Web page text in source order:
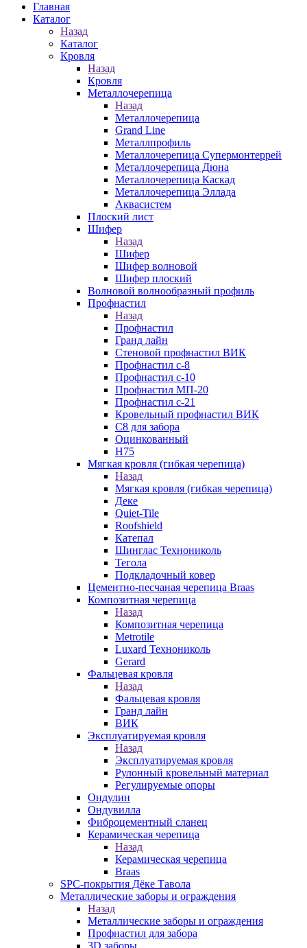
Главная
Каталог
Назад
Каталог
Кровля
Назад
Кровля
Металлочерепица
Назад
Металлочерепица
Grand Line
Металлпрофиль
Металлочерепица Супермонтеррей
Металлочерепица Дюна
Металлочерепица Каскад
Металлочерепица Эллада
Аквасистем
Плоский лист
Шифер
Назад
Шифер
Шифер волновой
Шифер плоский
Волновой волнообразный профиль
Профнастил
Назад
Профнастил
Гранд лайн
Стеновой профнастил ВИК
Профнастил с-8
Профнастил с-10
Профнастил МП-20
Профнастил с-21
Кровельный профнастил ВИК
С8 для забора
Оцинкованный
Н75
Мягкая кровля (гибкая черепица)
Назад
Мягкая кровля (гибкая черепица)
Деке
Quiet-Tile
Roofshield
Катепал
Шинглас Технониколь
Тегола
Подкладочный ковер
Цементно-песчаная черепица Braas
Композитная черепица
Назад
Композитная черепица
Metrotile
Luxard Технониколь
Gerard
Фальцевая кровля
Назад
Фальцевая кровля
Гранд лайн
ВИК
Эксплуатируемая кровля
Назад
Эксплуатируемая кровля
Рулонный кровельный материал
Регулируемые опоры
Ондулин
Ондувилла
Фиброцементный сланец
Керамическая черепица
Назад
Керамическая черепица
Braas
SPC-покрытия Дёке Тавола
Металлические заборы и ограждения
Назад
Металлические заборы и ограждения
Профнастил для забора
3D заборы